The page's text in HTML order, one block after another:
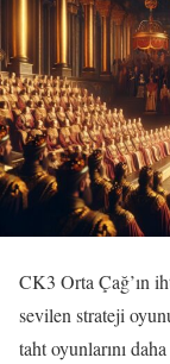
CK3 Orta Çağ’ın
sevilen strateji
taht oyunlarını